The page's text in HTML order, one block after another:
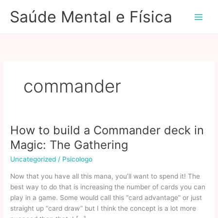
paraSaúde Mental e Física
commander
How to build a Commander deck in
Magic: The Gathering
Uncategorized / Psicologo
Now that you have all this mana, you’ll want to spend it! The
best way to do that is increasing the number of cards you can
play in a game. Some would call this “card advantage” or just
straight up “card draw” but I think the concept is a lot more